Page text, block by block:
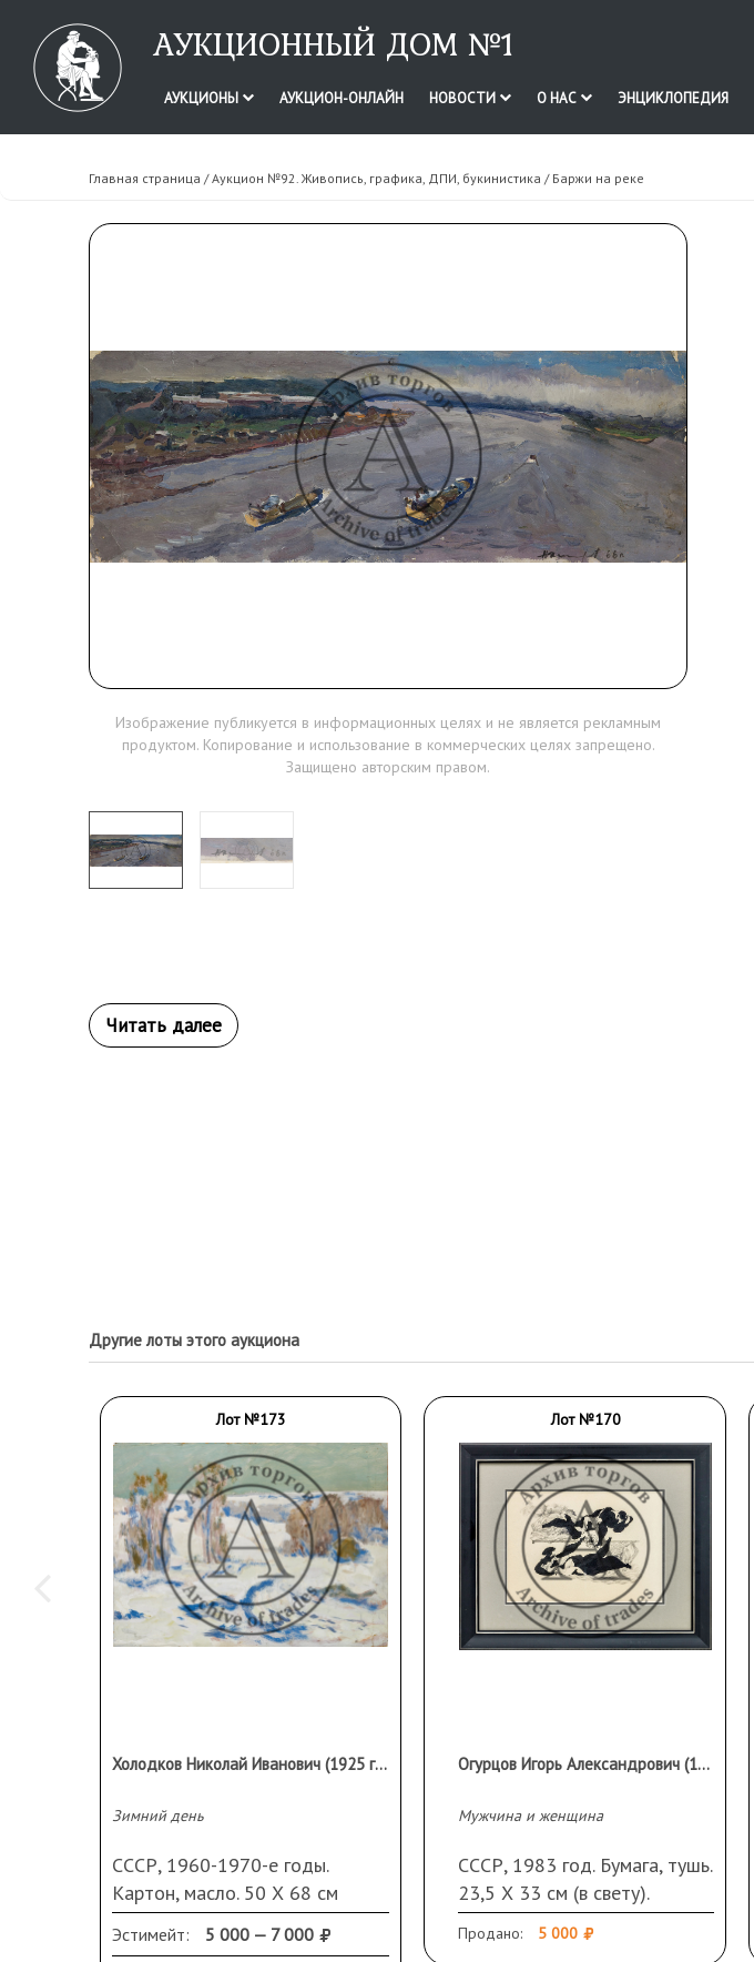
АУКЦИОННЫЙ ДОМ №1
АУКЦИОНЫ АУКЦИОН-ОНЛАЙН НОВОСТИ О НАС ЭНЦИКЛОПЕДИЯ
Главная страница /Аукцион №92. Живопись, графика, ДПИ, букинистика / Баржи на реке
Изображение публикуется в информационных целях и не является рекламным
продуктом. Копирование и использование в коммерческих целях запрещено.
Защищено авторским правом.
Другие лоты этого аукциона
Лот №173
Холодков Николай Иванович (1925 г.р)
Зимний день
СССР, 1960-1970-е годы.
Картон, масло. 50 Х 68 см
Эстимейт: 5 000 — 7 000
Лот №170
Огурцов Игорь Александрович (1927 г.р.)
Мужчина и женщина
СССР, 1983 год. Бумага, тушь.
23,5 Х 33 см (в свету).
Монограмма и дата слева.
Рама, стекло, паспарту.
Продано: 5 000